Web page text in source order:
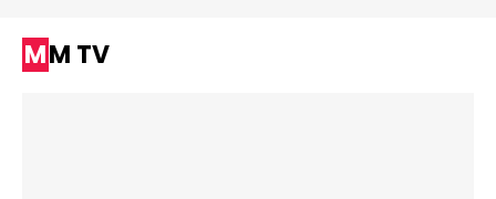
MM TV